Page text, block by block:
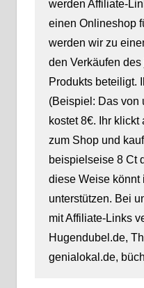
werden Affiliate-
einen Onlineshop
werden wir zu
den Verkäufen
Produkts beteiligt.
(Beispiel: Das von
kostet 8€. Ihr
zum Shop und
beispielseise 8 Ct
diese Weise könnt
unterstützen. Bei
mit Affiliate-Links
Hugendubel.de,
genialokal.de,